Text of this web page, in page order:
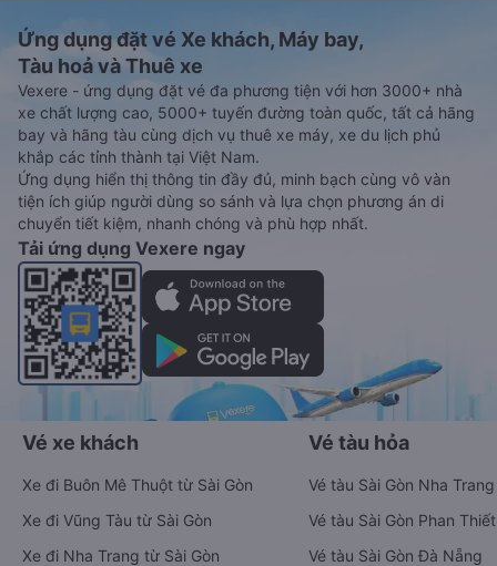
Ứng dụng đặt vé Xe khách, Máy bay,
Tàu hoả và Thuê xe
Vexere - ứng dụng đặt vé đa phương tiện với hơn 3000+ nhà
xe chất lượng cao, 5000+ tuyến đường toàn quốc, tất cả hãng
bay và hãng tàu cùng dịch vụ thuê xe máy, xe du lịch phủ
khắp các tỉnh thành tại Việt Nam.
Ứng dụng hiển thị thông tin đầy đủ, minh bạch cùng vô vàn
tiện ích giúp người dùng so sánh và lựa chọn phương án di
chuyển tiết kiệm, nhanh chóng và phù hợp nhất.
Tải ứng dụng Vexere ngay
Vé xe khách
Xe đi Buôn Mê Thuột từ Sài Gòn
Xe đi Vũng Tàu từ Sài Gòn
Xe đi Nha Trang từ Sài Gòn
Vé tàu hỏa
Vé tàu Sài Gòn Nha Trang
Vé tàu Sài Gòn Phan Thiết
Vé tàu Sài Gòn Đà Nẵng